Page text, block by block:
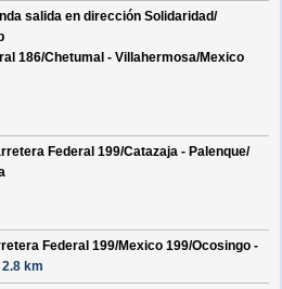
salida en dirección Solidaridad/
186/Chetumal - Villahermosa/Mexico
Federal 199/Catazaja - Palenque/
Federal 199/Mexico 199/Ocosingo -
2.8 km